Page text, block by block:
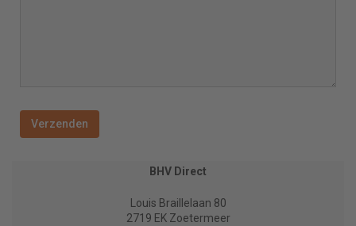
BHV Direct
Louis Braillelaan 80
2719 EK Zoetermeer